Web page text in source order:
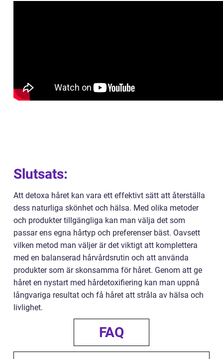
Slutsats:
Att detoxa håret kan vara ett effektivt sätt att återställa
dess naturliga skönhet och hälsa. Med olika metoder
och produkter tillgängliga kan man välja det som
passar ens egna hårtyp och preferenser bäst. Oavsett
vilken metod man väljer är det viktigt att komplettera
med en balanserad hårvårdsrutin och att använda
produkter som är skonsamma för håret. Genom att ge
håret en nystart med hårdetoxifiering kan man uppnå
långvariga resultat och få håret att stråla av hälsa och
livlighet.
FAQ